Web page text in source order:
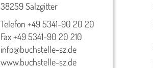
38259 Salzgitter
Telefon +49 5341-90 20 20
Fax +49 5341-90 20 210
info@buchstelle-sz.de
www.buchstelle-sz.de